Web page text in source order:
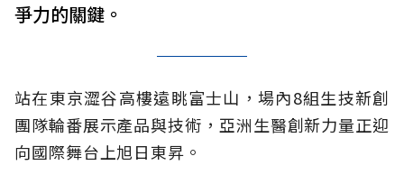
爭力的關鍵。
站在東京澀谷高樓遠眺富士山，場內8組生技新創
團隊輪番展示產品與技術，亞洲生醫創新力量正迎
向國際舞台上旭日東昇。